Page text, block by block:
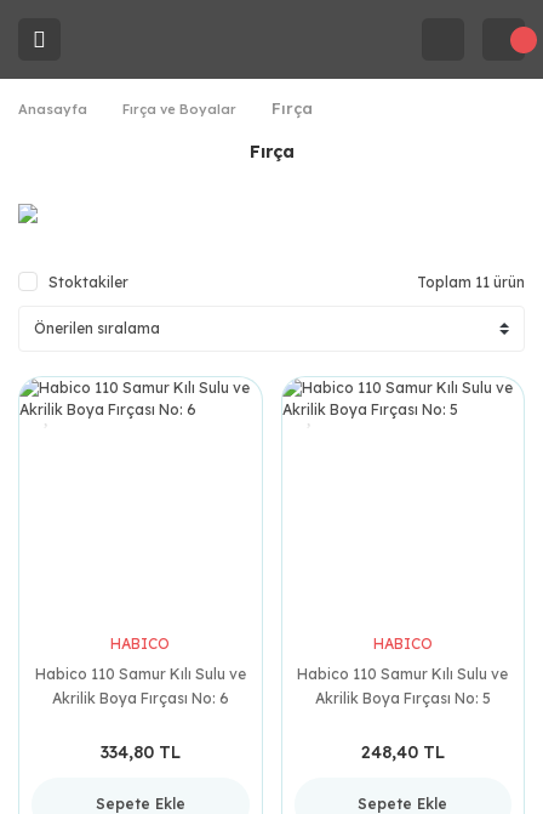
Anasayfa Fırça ve Boyalar Fırça
Fırça
Stoktakiler Toplam 11 ürün
HABICO
Habico 110 Samur Kılı Sulu ve
Akrilik Boya Fırçası No: 6
334,80 TL
Sepete Ekle
HABICO
Habico 110 Samur Kılı Sulu ve
Akrilik Boya Fırçası No: 5
248,40 TL
Sepete Ekle